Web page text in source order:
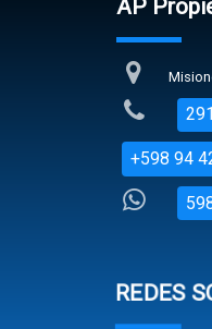
AP
+598 94
REDES